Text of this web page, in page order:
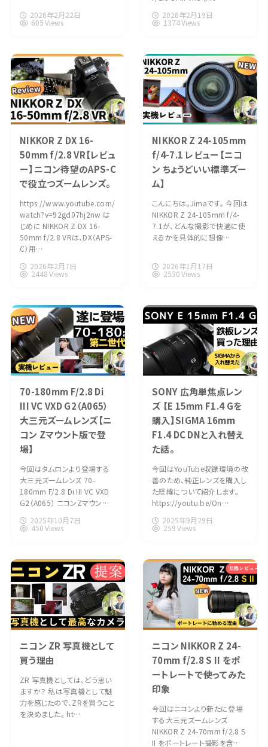
2026年2月22日
605 Views
2026年2月19日
1374 Views
NIKKOR Z DX 16-
50mm f/2.8 VR【レビュ
ー】ニコン待望のAPS-C
で役立つズームレンズ。
https://www.youtube.com/
watch?v=92gd07hj2nw は
じめに NIKKOR Z DX 16-
50mm f/2.8 VRは、DX（APS-
C）用…
2026年2月7日
2448 Views
NIKKOR Z 24-105mm
f/4-7.1 レビュー【ニコ
ン ちょうどいい標準ズー
ム】
こんにちは。Jimaです。 今回は
NIKKOR Z 24-105mm f/4-
7.1が、どんな撮影で快適に使
えるかを具体的に想像…
2026年1月17日
2530 Views
70-180mm F/2.8 Di
III VC VXD G2（A065）
大三元ズームレンズ【ニ
コン Zマウント版で登
場】
今回はタムロンより登場する
大三元ズームレンズ 70-
180mm F/2.8 Di III VC VXD
G2（A065） ニコンZマウン…
2025年10月7日
450 Views
SONY 広角単焦点レン
ズ 【E 15mm F1.4 Gを
購入】SIGMA 16mm
F1.4 DC DNと入れ替え
た話。
今回はYouTube収録環境の改
善のため、純正レンズを購入し
た経緯について紹介します。
https://youtu.be/On…
2025年9月29日
259 Views
ニコン ZR 写真機として
買う理由
ZR 写真機としては、どう思い
ますか？ 私は写真機として魅
力を感じたので、ZRを買うこと
を決めました。 ht…
ニコン NIKKOR Z 24-
70mm f/2.8 S II をポ
ートレートで使ってみた
印象
今回はニコンより新たに登場
する大三元ズームレンズ
NIKKOR Z 24-70mm f/2.8 S
II をポートレート撮影を含…